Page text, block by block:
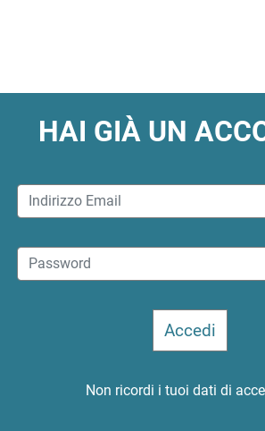
HAI GIÀ UN
Non ricordi i tuoi dati di